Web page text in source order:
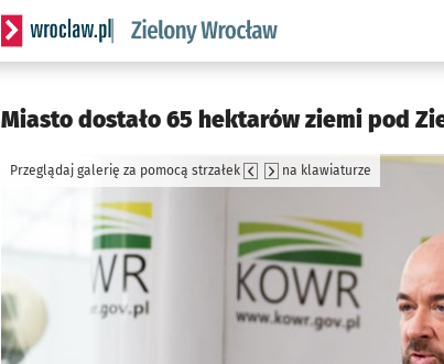
Serwis informacyjny wroclaw.pl podserwis: Środowisko
Miasto dostało 65 hektarów ziemi pod
Przeglądaj galerię za pomocą strzałek na klawiaturze